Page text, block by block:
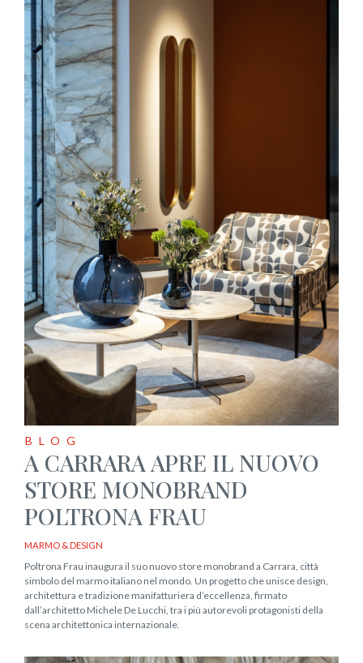
BLOG
A CARRARA APRE IL NUOVO
STORE MONOBRAND
POLTRONA FRAU
MARMO & DESIGN
Poltrona Frau inaugura il suo nuovo store monobrand a Carrara, città
simbolo del marmo italiano nel mondo. Un progetto che unisce design,
architettura e tradizione manifatturiera d’eccellenza, firmato
dall’architetto Michele De Lucchi, tra i più autorevoli protagonisti della
scena architettonica internazionale.